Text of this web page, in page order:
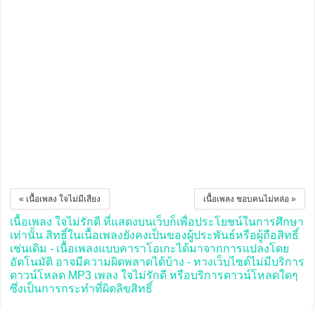
เนื้อเพลง ชอบคนไม่หล่อ »
« เนื้อเพลง ใจไม่มีเสียง
เนื้อเพลง ใจไม่รักดี ที่แสดงบนเว็บก็เพื่อประโยชน์ในการศึกษา
เท่านั้น สิทธิ์ในเนื้อเพลงยังคงเป็นของผู้ประพันธ์หรือผู้ถือสิทธิ์
เช่นเดิม - เนื้อเพลงแบบคาราโอเกะได้มาจากการแปลงโดย
อัตโนมัติ อาจมีความผิดพลาดได้บ้าง - ทางเว็บไซต์ไม่มีบริการ
ดาวน์โหลด MP3 เพลง ใจไม่รักดี หรือบริการดาวน์โหลดใดๆ
ซึ่งเป็นการกระทำที่ผิดลิขสิทธิ์